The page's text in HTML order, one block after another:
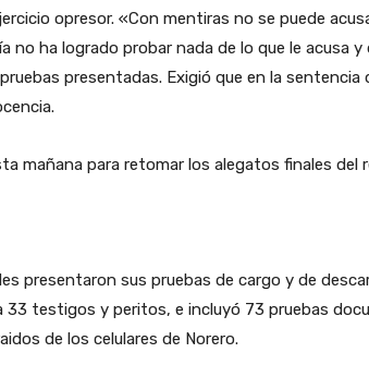
opresor. «Con mentiras no se puede
no ha logrado probar nada de lo que le acusa y
presentadas. Exigió que en la sentencia
mañana para retomar los alegatos finales del
presentaron sus pruebas de cargo y de
testigos y peritos, e incluyó 73 pruebas
de los celulares de Norero.